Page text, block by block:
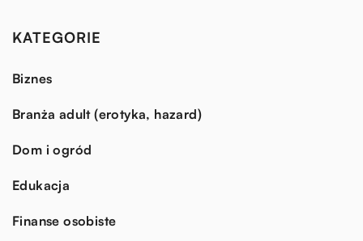
KATEGORIE
Biznes
Branża adult (erotyka, hazard)
Dom i ogród
Edukacja
Finanse osobiste